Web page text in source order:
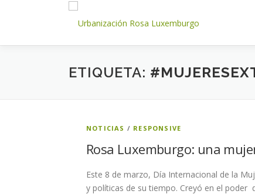
ETIQUETA:
NOTICIAS / RESPONSIVE
Rosa Luxemburgo: una
Este 8 de marzo, Día Internacional de la
y políticas de su tiempo. Creyó en el